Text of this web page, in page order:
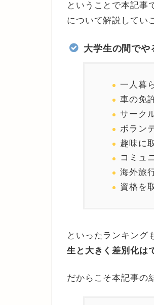
ということで本記事
について解説してい
大学生の間でや
一人暮
車の免
サーク
ボラン
趣味に
コミュ
海外旅
資格を
といったランキング
生と大きく差別化は
だからこそ本記事の